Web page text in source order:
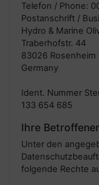
Telefon / Phone:
Postanschrift /
Hydro & Marine
Traberhofstr. 44
83026 Rosenheim
Germany
Ident. Nummer
133 654 685
Ihre
Unter den
folgende Rechte